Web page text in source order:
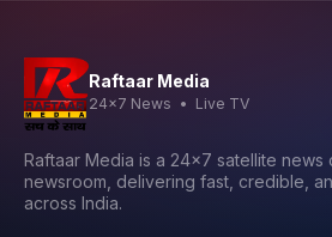
Raftaar Media
24x7 News • Live TV
Raftaar Media is a 24x7 satellite news
newsroom, delivering fast, credible,
across India.